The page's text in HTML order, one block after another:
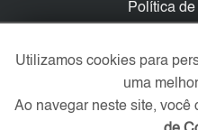
Política
Utilizamos cookies para
uma
Ao navegar neste site, você